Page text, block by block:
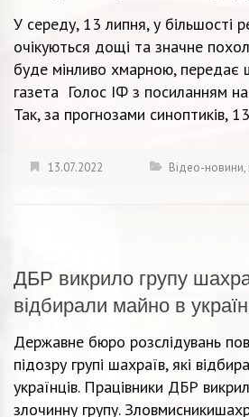
У середу, 13 липня, у більшості
очікуються дощі та значне
буде мінливо хмарною,
газета Голос ІФ з посиланням
Так, за прогнозами синоптиків,
13.07.2022 Відео-новини,
ДБР викрило групу
відбирали майно в
Державне бюро розслідувань
підозру групі шахраїв, які
українців. Працівники ДБР
злочинну групу.